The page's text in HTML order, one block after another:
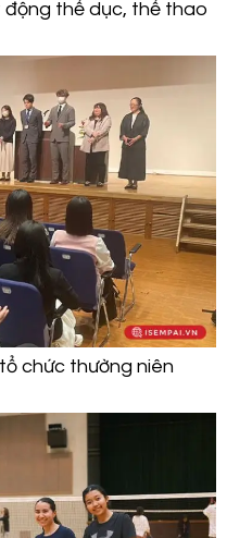
thể dục, thể thao
chức thường niên